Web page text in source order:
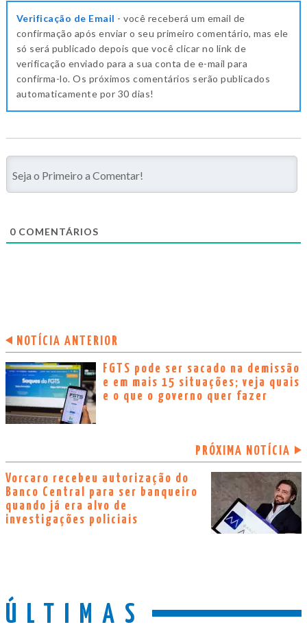
Verificação de Email - você receberá um email de
confirmação após enviar o seu primeiro comentário, mas ele
só será publicado depois que você clicar no link de
verificação enviado para a sua conta de e-mail para
confirma-lo. Os próximos comentários serão publicados
automaticamente por 30 dias!
0 COMENTÁRIOS
NOTÍCIA ANTERIOR
FGTS pode ser sacado na demissão
e em mais 15 situações; veja quais
e o que o governo quer fazer
PRÓXIMA NOTÍCIA
Vorcaro recebeu autorização do
Banco Central para ser banqueiro
quando já era alvo de
investigações policiais
ÚLTIMAS